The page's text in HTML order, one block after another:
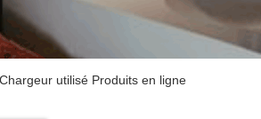
Chargeur utilisé Produits en ligne